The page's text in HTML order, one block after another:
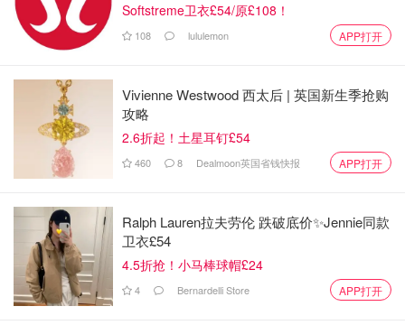
味精
做法和步骤
番茄炒蛋先炒蛋还是番茄呢？
往下看。
⑴先打4个鸡蛋，然后加点盐打散，可以去腥，再搅拌均
Softstreme卫衣£54/原£108！
108 lululemon APP打开
Vivienne Westwood 西太后 | 英国新生季抢购
攻略
2.6折起！土星耳钉£54
460 8 Dealmoon英国省钱快报 APP打开
Ralph Lauren拉夫劳伦 跌破底价✨Jennie同款
卫衣£54
4.5折抢！小马棒球帽£24
4 Bernardelli Store APP打开